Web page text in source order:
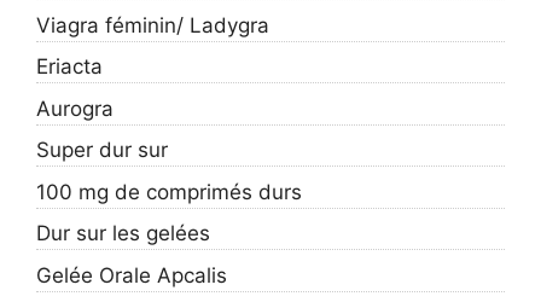
Viagra féminin/ Ladygra
Eriacta
Aurogra
Super dur sur
100 mg de comprimés durs
Dur sur les gelées
Gelée Orale Apcalis